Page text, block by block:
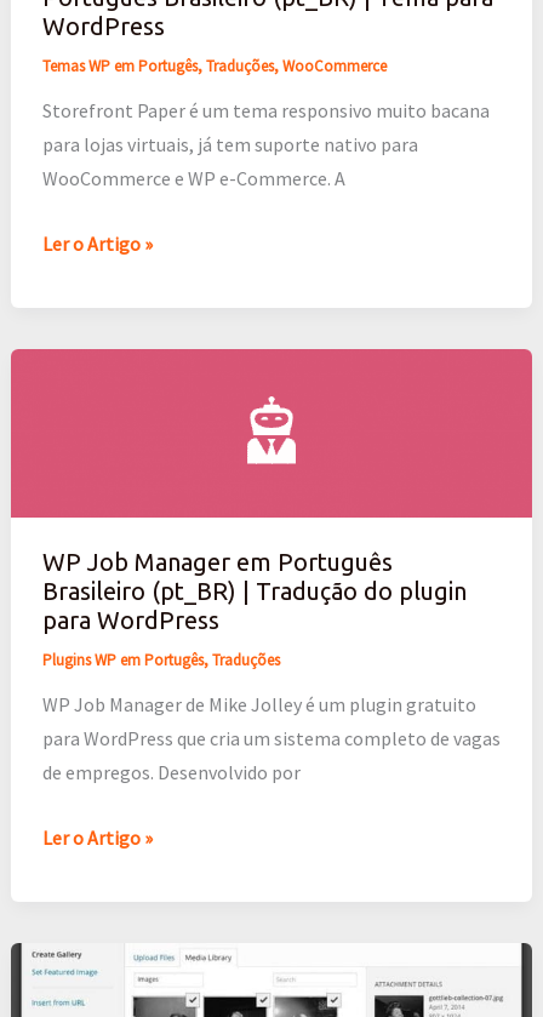
WordPress
Temas WP em Portugês,Traduções,WooCommerce
Storefront Paper é um tema responsivo muito bacana
para lojas virtuais, já tem suporte nativo para
WooCommerce e WP e-Commerce. A
Ler o Artigo »
WP Job Manager em Português
Brasileiro (pt_BR) | Tradução do plugin
para WordPress
Plugins WP em Portugês,Traduções
WP Job Manager de Mike Jolley é um plugin gratuito
para WordPress que cria um sistema completo de vagas
de empregos. Desenvolvido por
(pt_BR)
|
Tradução
do
plugin
para
WordPress
Ler o Artigo »
Simple